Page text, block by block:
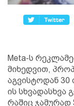
Meta-ს
მიხედვით,
აგვისტოდან 30
ის სხვადასხვა
რაშიც ჯამურად